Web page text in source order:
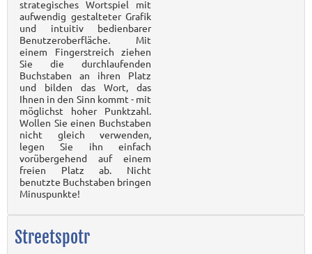
strategisches Wortspiel mit
aufwendig gestalteter Grafik
und intuitiv bedienbarer
Benutzeroberfläche. Mit
einem Fingerstreich ziehen
Sie die durchlaufenden
Buchstaben an ihren Platz
und bilden das Wort, das
Ihnen in den Sinn kommt - mit
möglichst hoher Punktzahl.
Wollen Sie einen Buchstaben
nicht gleich verwenden,
legen Sie ihn einfach
vorübergehend auf einem
freien Platz ab. Nicht
benutzte Buchstaben bringen
Minuspunkte!
Streetspotr